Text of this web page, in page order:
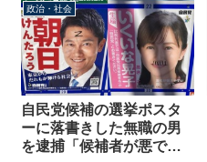
政治・社会
自民党候補の選挙ポスタ
ーに落書きした無職の男
を逮捕「候補者が悪であ